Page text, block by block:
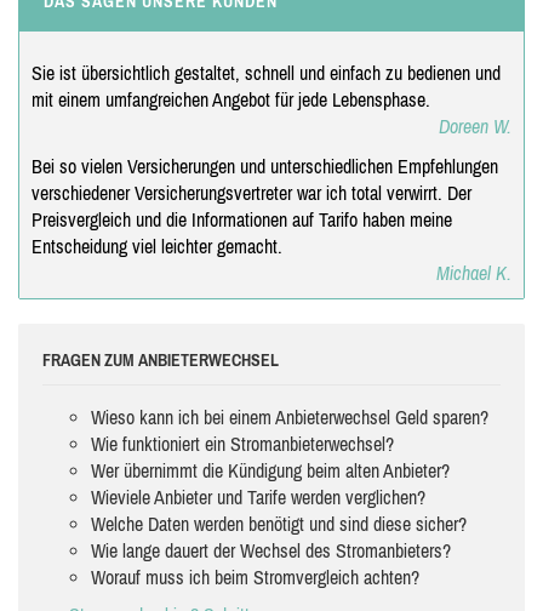
Sie ist übersichtlich gestaltet, schnell und einfach zu bedienen und
mit einem umfangreichen Angebot für jede Lebensphase.
Doreen W.
Bei so vielen Versicherungen und unterschiedlichen Empfehlungen
verschiedener Versicherungsvertreter war ich total verwirrt. Der
Preisvergleich und die Informationen auf Tarifo haben meine
Entscheidung viel leichter gemacht.
Michael K.
FRAGEN ZUM ANBIETERWECHSEL
Wieso kann ich bei einem Anbieterwechsel Geld sparen?
Wie funktioniert ein Stromanbieterwechsel?
Wer übernimmt die Kündigung beim alten Anbieter?
Wieviele Anbieter und Tarife werden verglichen?
Welche Daten werden benötigt und sind diese sicher?
Wie lange dauert der Wechsel des Stromanbieters?
Worauf muss ich beim Stromvergleich achten?